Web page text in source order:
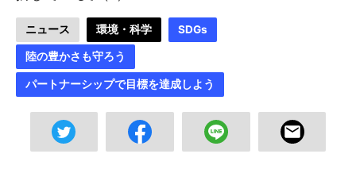
ニュース 環境・科学 SDGs
陸の豊かさも守ろう
パートナーシップで目標を達成しよう